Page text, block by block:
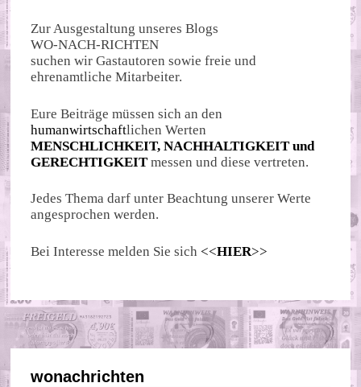
Zur Ausgestaltung unseres Blogs
WO-NACH-RICHTEN
suchen wir Gastautoren sowie freie und
ehrenamtliche Mitarbeiter.
Eure Beiträge müssen sich an den
humanwirtschaftlichen Werten
MENSCHLICHKEIT, NACHHALTIGKEIT und
GERECHTIGKEIT messen und diese vertreten.
Jedes Thema darf unter Beachtung unserer Werte
angesprochen werden.
Bei Interesse melden Sie sich <<HIER>>
wonachrichten